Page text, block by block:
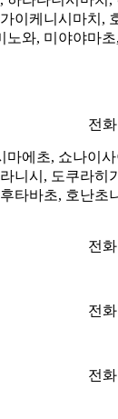
이케니시마치,
와, 미야야마
전
에초, 쇼나이
니시, 도쿠라히
타바초, 호난초
전
전
전